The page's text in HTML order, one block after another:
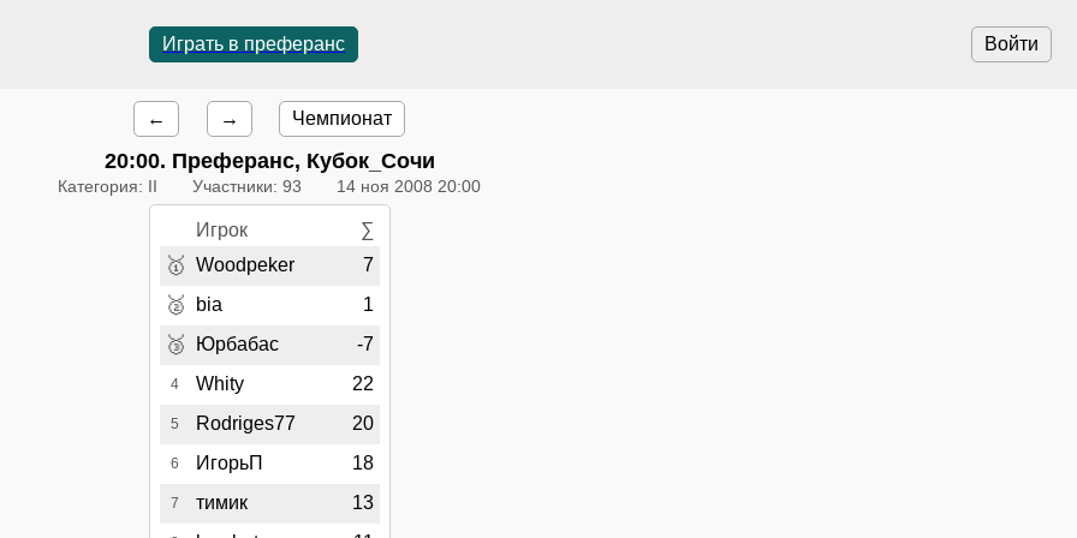
Войти
Играть в преферанс
← → Чемпионат
20:00. Преферанс, Кубок_Сочи
Категория: II Участники: 93 14 ноя 2008 20:00
Игрок ∑
🥇 Woodpeker 7
🥈 bia 1
🥉 Юрбабас -7
4 Whity 22
5 Rodriges77 20
6 ИгорьП 18
7 тимик 13